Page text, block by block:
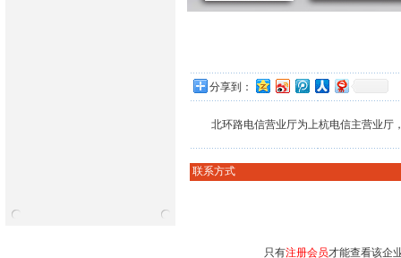
分享到：
北环路电信营业厅为上杭电信主营业厅
联系方式
只有注册会员才能查看该企